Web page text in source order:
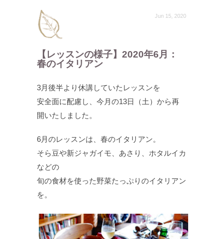
Jun 15, 2020
【レッスンの様子】2020年6月：
春のイタリアン
3月後半より休講していたレッスンを
安全面に配慮し、今月の13日（土）から再
開いたしました。
6月のレッスンは、春のイタリアン。
そら豆や新ジャガイモ、あさり、ホタルイカ
などの
旬の食材を使った野菜たっぷりのイタリアン
を。